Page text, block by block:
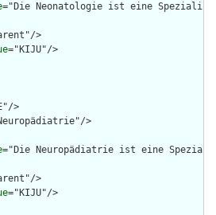
="Die Neonatologie ist eine
>
="KIJU"/>
>
>
="Die Neuropädiatrie ist eine
>
="KIJU"/>